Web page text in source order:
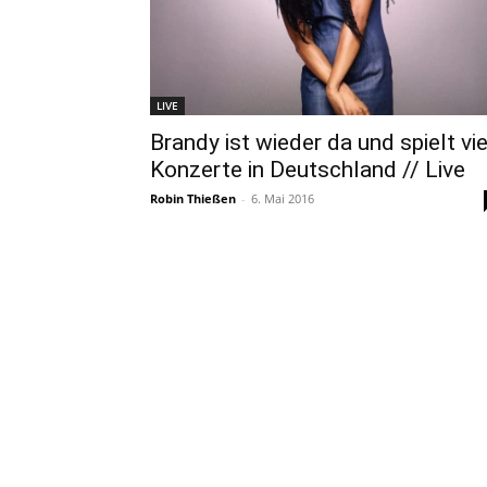
LIVE
Brandy ist wieder da und spielt
Konzerte in Deutschland // Live
Robin Thießen - 6. Mai 2016